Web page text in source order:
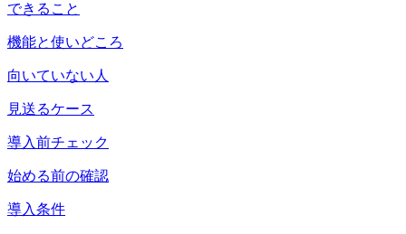
できること
機能と使いどころ
向いていない人
見送るケース
導入前チェック
始める前の確認
導入条件